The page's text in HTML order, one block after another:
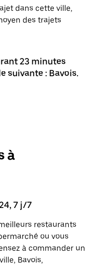
dans cette ville,
des trajets
23 minutes
suivante : Bavois.
à
7 j/7
restaurants
ou vous
à commander un
Bavois,